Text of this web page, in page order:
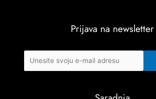
Prijava na newsletter